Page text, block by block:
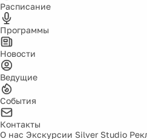
Расписание
Программы
Новости
Ведущие
События
Контакты
О нас Экскурсии Silver Studio